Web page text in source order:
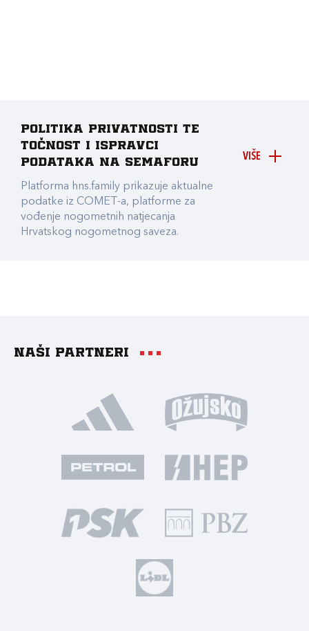
VIŠE
Politika privatnosti te
točnost i ispravci
podataka na Semaforu
Platforma hns.family prikazuje aktualne
podatke iz COMET-a, platforme za
vođenje nogometnih natjecanja
Hrvatskog nogometnog saveza.
Naši partneri